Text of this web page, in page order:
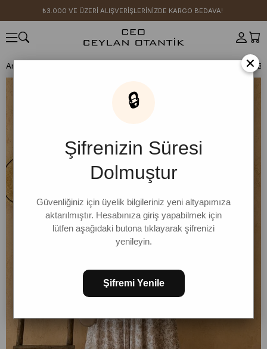
₺3.000 VE ÜZERİ ALIŞVERİŞLERİNİZDE KARGO BEDAVA!
Anasayfa ×
🔒
Şifrenizin Süresi
Dolmuştur
Güvenliğiniz için üyelik bilgileriniz yeni altyapımıza
aktarılmıştır. Hesabınıza giriş yapabilmek için
lütfen aşağıdaki butona tıklayarak şifrenizi
yenileyin.
Şifremi Yenile